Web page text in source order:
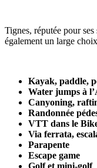
Tignes, réputée pour
également un large
Kayak, paddle,
Water jumps à
Canyoning,
Randonnée
VTT dans le
Via ferrata,
Parapente
Escape game
Golf et mini-golf